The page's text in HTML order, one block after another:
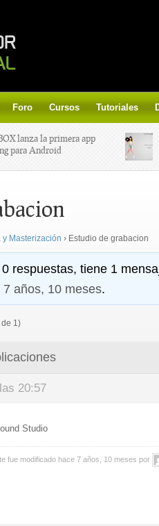
Foro Cursos Tutoriales
lanza la primera app
para Android
3000, el nuevo
CLA Effects, aprende a
Masterización › Estudio de grabacion
respuestas, tiene 1
7 años, 10 meses.
1)
20:57
Studio
fue modificado hace 7 años, 10 meses por